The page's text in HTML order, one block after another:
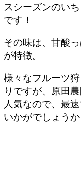
スシーズンのい
です！
その味は、甘酸
が特徴。
様々なフルーツ
りですが、原田
人気なので、最
いかがでしょうか